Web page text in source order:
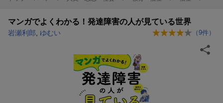
マンガでよくわかる！発達障害の人が見ている世界
岩瀬利郎 ゆむい （9件）